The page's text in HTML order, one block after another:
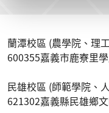
蘭潭校區 (農學院、理
600355嘉義市鹿寮里
民雄校區 (師範學院、
621302嘉義縣民雄鄉